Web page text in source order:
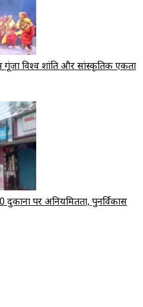
गूंजा विश्व शांति और सांस्कृतिक एकता
दुकानों पर अनियमितता, पुनर्विकास